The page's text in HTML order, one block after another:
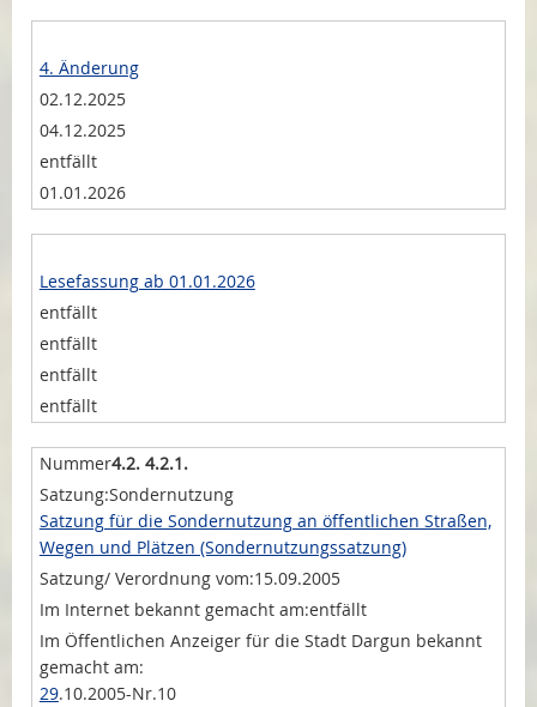
4. Änderung
02.12.2025
04.12.2025
entfällt
01.01.2026
Lesefassung ab 01.01.2026
entfällt
entfällt
entfällt
entfällt
4.2. 4.2.1.
Sondernutzung
Satzung für die Sondernutzung an öffentlichen Straßen,
Wegen und Plätzen (Sondernutzungssatzung)
15.09.2005
entfällt
29.10.2005-Nr.10